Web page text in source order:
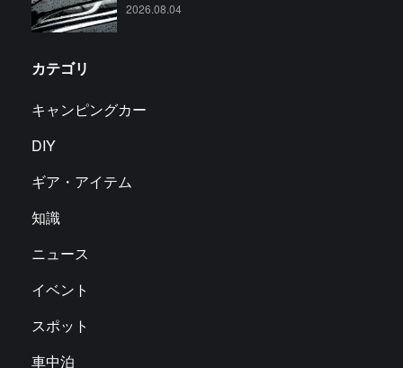
2026.08.04
カテゴリ
キャンピングカー
DIY
ギア・アイテム
知識
ニュース
イベント
スポット
車中泊